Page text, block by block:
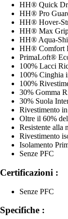
HH® Quick
HH® Pro
HH® Hover-
HH® Max
HH® Aqua-
HH® Comfort
PrimaLoft®
100% Lacci
100% Cinghia
100%
30% Gomma
30% Suola
Rivestimento
Oltre il 60%
Resistente alla
Rivestimento
Isolamento
Senze PFC
Certificazioni :
Senze PFC
Specifiche :